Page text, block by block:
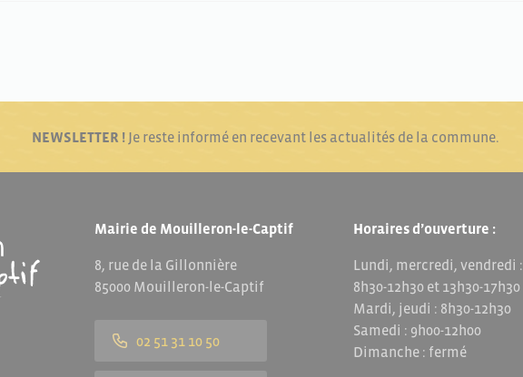
NEWSLETTER !Je reste informé en recevant les actualités de la commune.
Mairie de Mouilleron-le-Captif
8, rue de la Gillonnière
85000 Mouilleron-le-Captif
02 51 31 10 50
Horaires d’ouverture :
Lundi, mercredi, vendredi :
8h30-12h30 et 13h30-17h30
Mardi, jeudi : 8h30-12h30
Samedi : 9h00-12h00
Dimanche : fermé